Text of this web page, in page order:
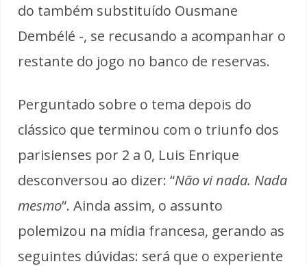
do também substituído Ousmane
Dembélé -, se recusando a acompanhar o
restante do jogo no banco de reservas.
Perguntado sobre o tema depois do
clássico que terminou com o triunfo dos
parisienses por 2 a 0, Luis Enrique
desconversou ao dizer: “Não vi nada. Nada
mesmo“. Ainda assim, o assunto
polemizou na mídia francesa, gerando as
seguintes dúvidas: será que o experiente